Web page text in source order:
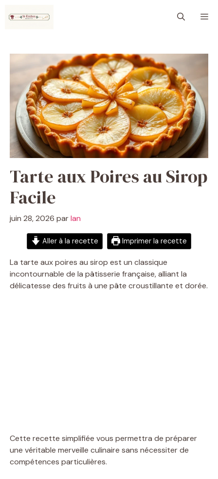
Tarte aux Poires au Sirop
Facile
juin 28, 2026 parIan
Aller à la recette Imprimer la recette
La tarte aux poires au sirop est un classique
incontournable de la pâtisserie française, alliant la
délicatesse des fruits à une pâte croustillante et dorée.
Cette recette simplifiée vous permettra de préparer
une véritable merveille culinaire sans nécessiter de
compétences particulières.